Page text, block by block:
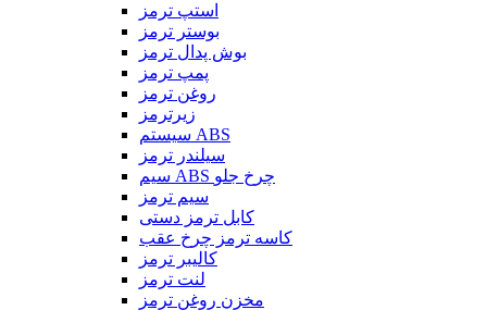
استپ ترمز
بوستر ترمز
بوش پدال ترمز
پمپ ترمز
روغن ترمز
زیرترمز
سیستم ABS
سیلندر ترمز
سیم ABS چرخ جلو
سیم ترمز
کابل ترمز دستی
کاسه ترمز چرخ عقب
کالیبر ترمز
لنت ترمز
مخزن روغن ترمز